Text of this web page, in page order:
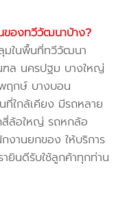
ของทวีวัฒนาบ้าง?
ลุมในพื้นที่ทวีวัฒนา
ล นครปฐม บางใหญ่
ฤกษ์ บางบอน
ที่ใกล้เคียง มีรถหลาย
ถสี่ล้อใหญ่ รถหกล้อ
งานยกของ ให้บริการ
ายินดีรับใช้ลูกค้าทุกท่าน